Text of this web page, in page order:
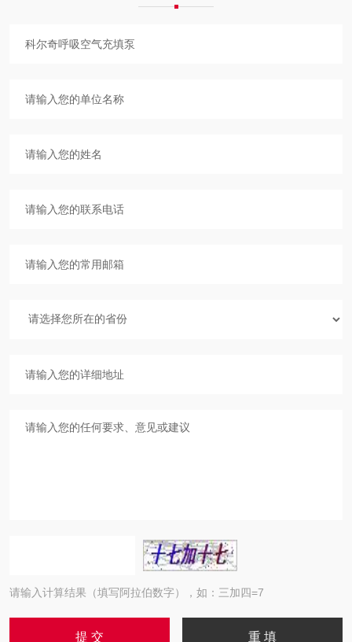
请输入计算结果（填写阿拉伯数字），如：三加四=7